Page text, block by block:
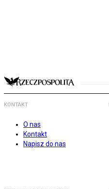
KONTAKT
O nas
Kontakt
Napisz do nas